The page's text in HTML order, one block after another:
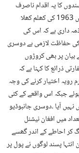
کا یہ اقدام ناصرف
پاکستانی کی خودمختاری پر حملہ ہے بلکہ ویانا کنونش 1963 کی کھلم کھلا
داری ہے کہ اس کی
حفاظت لازمی ہے دوسری
پر بھی کروڑوں
ذرائع کا کہنا ہے کہ
رویہ اختیار کرنے کی وجہ
جبکہ اس واقعے کے کئی
آیا ۔دوسری جانبوڈیو
میں افغان نیشنل
کر احاطے کے اندر گھسے
پسند لوگوں نے پول پر